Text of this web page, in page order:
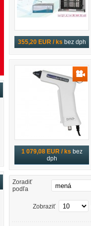
355,20 EUR / ks bez dph
1 079,08 EUR / ks bez
dph
Zoradiť
podľa
Zobraziť